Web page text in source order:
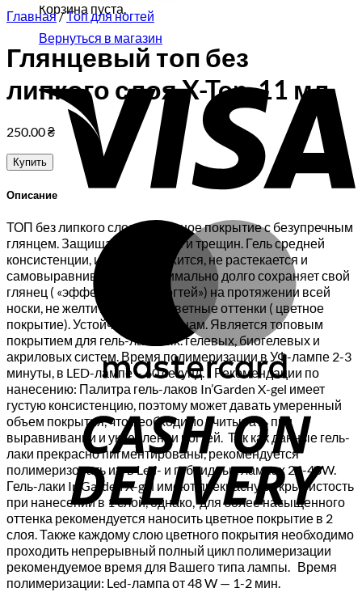
Корзина пуста.
Вернуться в магазин
Главная/Топ для ногтей
Глянцевый топ без
липкого слоя X-Top, 11 мл
250.00₴
Купить
Описание
ТОП без липкого слоя Финишное покрытие с безупречным
глянцем. Защищает от сколов и трещин. Гель средней
консистенции, идеально ложится, не растекается и
самовыравнивается. Максимально долго сохраняет свой
глянец ( «эффект мокрых ногтей») на протяжении всей
носки, не желтит исходные цветные оттенки ( цветное
покрытие). Устойчив к царапинам. Является топовым
покрытием для гель-лаковых. гелевых, биогелевых и
акриловых систем. Время полимеризации в УФ-лампе 2-3
минуты, в LED-лампе – 60 секунд. Рекомендации по
нанесению: Палитра гель-лаков In’Garden X-gel имеет
густую консистенцию, поэтому может давать умеренный
объем покрытия, что необходимо учитывать при
выравнивании и укреплении ногтей. Так как данные гель-
лаки прекрасно пигментированы, рекомендуется
полимеризовать их в Led- и гибридных лампах 24-48W.
Гель-лаки In’Garden X-gel имеют прекрасную укрывистость
при нанесении в 1 слой, однако, для более насыщенного
оттенка рекомендуется наносить цветное покрытие в 2
слоя. Также каждому слою цветного покрытия необходимо
проходить непрерывный полный цикл полимеризации
рекомендуемое время для Вашего типа лампы. Время
полимеризации: Led-лампа от 48 W — 1-2 мин.